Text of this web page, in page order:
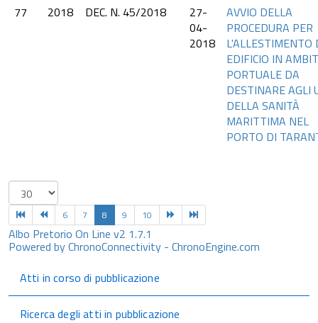
77
2018 DEC. N. 45/2018
27-
04-
2018
AVVIO DELLA
PROCEDURA PER
L'ALLESTIMENTO
EDIFICIO IN
PORTUALE DA
DESTINARE AGLI
DELLA SANITÀ
MARITTIMA NEL
PORTO DI
6 7 8 9 10
Albo Pretorio On Line v2 1.7.1
Powered by ChronoConnectivity - ChronoEngine.com
Atti in corso di pubblicazione
Ricerca degli atti in pubblicazione